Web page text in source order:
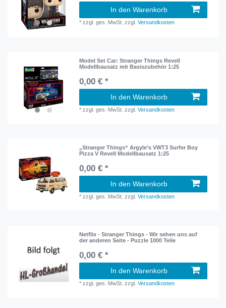
In den Warenkorb
*zzgl. ges. MwSt. zzgl.Versandkosten
Model Set Car: Stranger Things Revell
Modellbausatz mit Basiszubehör 1:25
0,00 € *
In den Warenkorb
*zzgl. ges. MwSt. zzgl.Versandkosten
„Stranger Things“ Argyle’s VWT3 Surfer Boy
Pizza V Revell Modellbausatz 1:25
0,00 € *
In den Warenkorb
*zzgl. ges. MwSt. zzgl.Versandkosten
Netflix - Stranger Things - Wir sehen uns auf
der anderen Seite - Puzzle 1000 Teile
0,00 € *
In den Warenkorb
*zzgl. ges. MwSt. zzgl.Versandkosten